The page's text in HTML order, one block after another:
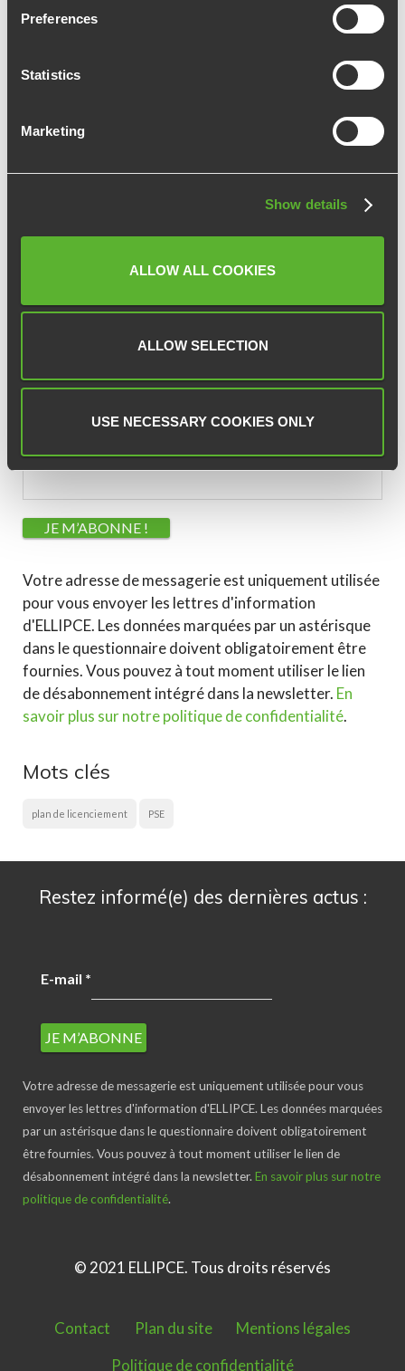
Preferences
Statistics
Marketing
Show details
ALLOW ALL COOKIES
ALLOW SELECTION
USE NECESSARY COOKIES ONLY
Consultation CSE
Évènements
Non classé
Votre adresse de messagerie est uniquement utilisée
pour vous envoyer les lettres d'information
d'ELLIPCE. Les données marquées par un astérisque
dans le questionnaire doivent obligatoirement être
fournies. Vous pouvez à tout moment utiliser le lien
de désabonnement intégré dans la newsletter. En
savoir plus sur notre politique de confidentialité.
Mots clés
plan de licenciement PSE
Restez informé(e) des dernières actus :
E-mail *
Votre adresse de messagerie est uniquement utilisée pour vous
envoyer les lettres d'information d'ELLIPCE. Les données marquées
par un astérisque dans le questionnaire doivent obligatoirement
être fournies. Vous pouvez à tout moment utiliser le lien de
désabonnement intégré dans la newsletter. En savoir plus sur notre
politique de confidentialité.
© 2021 ELLIPCE. Tous droits réservés
Contact Plan du site
Mentions légales
Politique de confidentialité